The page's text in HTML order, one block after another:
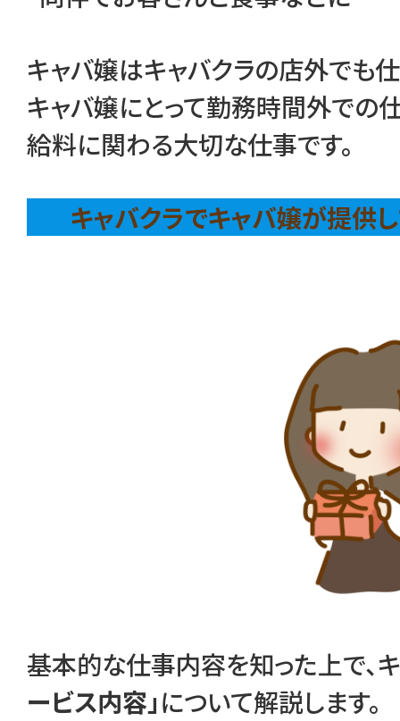
キャバ嬢はキャバクラの店外でも
キャバ嬢にとって勤務時間外での
給料に関わる大切な仕事です。
キャバクラでキャバ嬢が提供し
基本的な仕事内容を知った上で、
ービス内容」について解説します。